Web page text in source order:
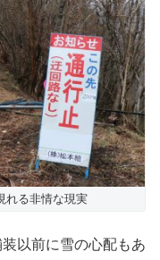
れる非情な現実
以前に雪の心配もあ